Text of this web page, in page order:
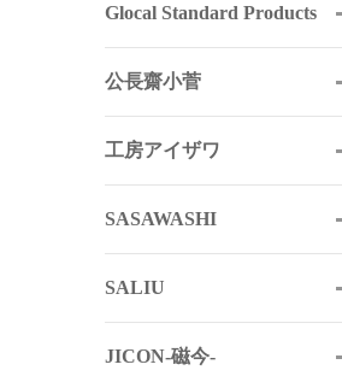
Glocal Standard Products
公長齋小菅
工房アイザワ
SASAWASHI
SALIU
JICON-磁今-